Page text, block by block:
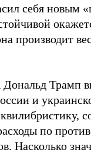
себя новым
производит
Трамп
и
по
Насколько